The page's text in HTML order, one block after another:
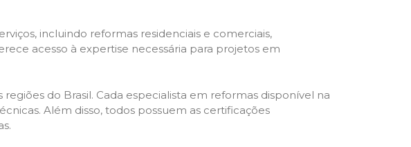
incluindo reformas residenciais e comerciais,
acesso à expertise necessária para projetos em
do Brasil. Cada especialista em reformas disponível na
Além disso, todos possuem as certificações